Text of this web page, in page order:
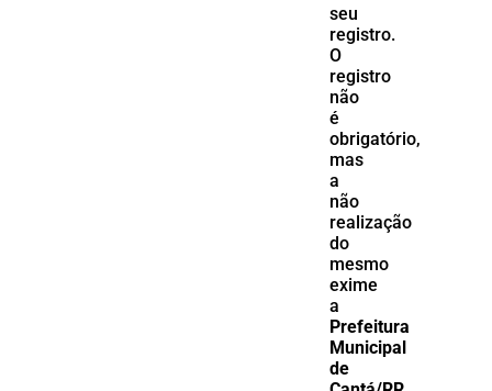
seu
registro.
O
registro
não
é
obrigatório,
mas
a
não
realização
do
mesmo
exime
a
Prefeitura
Municipal
de